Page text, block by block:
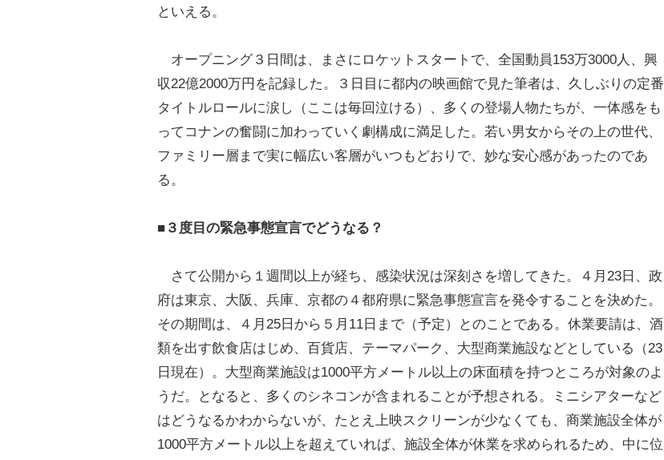
といえる。
オープニング３日間は、まさにロケットスタートで、全国動員153万3000人、興
収22億2000万円を記録した。３日目に都内の映画館で見た筆者は、久しぶりの定番
タイトルロールに涙し（ここは毎回泣ける）、多くの登場人物たちが、一体感をも
ってコナンの奮闘に加わっていく劇構成に満足した。若い男女からその上の世代、
ファミリー層まで実に幅広い客層がいつもどおりで、妙な安心感があったのであ
る。
■３度目の緊急事態宣言でどうなる？
さて公開から１週間以上が経ち、感染状況は深刻さを増してきた。４月23日、政
府は東京、大阪、兵庫、京都の４都府県に緊急事態宣言を発令することを決めた。
その期間は、４月25日から５月11日まで（予定）とのことである。休業要請は、酒
類を出す飲食店はじめ、百貨店、テーマパーク、大型商業施設などとしている（23
日現在）。大型商業施設は1000平方メートル以上の床面積を持つところが対象のよ
うだ。となると、多くのシネコンが含まれることが予想される。ミニシアターなど
はどうなるかわからないが、たとえ上映スクリーンが少なくても、商業施設全体が
1000平方メートル以上を超えていれば、施設全体が休業を求められるため、中に位